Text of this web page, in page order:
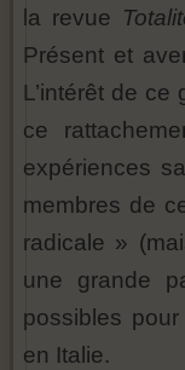
la revue
Présent et
L’intérêt de
ce
expériences
membres de
radicale »
une grande
possibles
en Italie.